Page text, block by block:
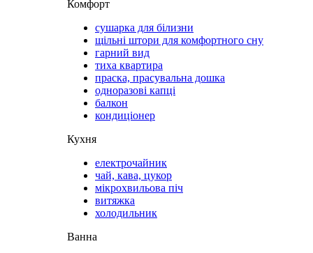
Комфорт
сушарка для білизни
щільні штори для комфортного сну
гарний вид
тиха квартира
праска, прасувальна дошка
одноразові капці
балкон
кондиціонер
Кухня
електрочайник
чай, кава, цукор
мікрохвильова піч
витяжка
холодильник
Ванна